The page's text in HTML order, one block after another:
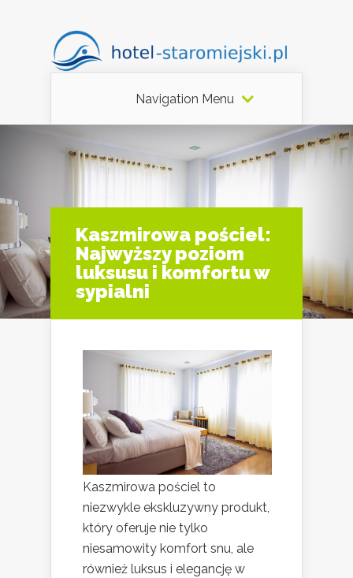
Navigation Menu
Kaszmirowa pościel:
Najwyższy poziom
luksusu i komfortu w
sypialni
Kaszmirowa pościel to
niezwykle ekskluzywny produkt,
który oferuje nie tylko
niesamowity komfort snu, ale
również luksus i elegancję w